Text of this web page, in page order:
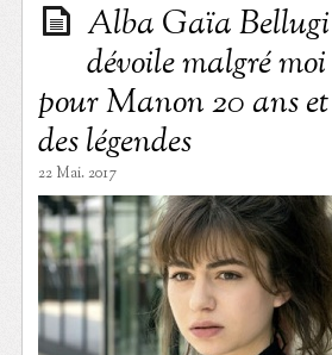
Alba Gaïa Bellugi
dévoile malgré
pour Manon 20 ans
des légendes
22 Mai. 2017